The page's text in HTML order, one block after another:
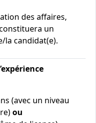
des affaires,
un
la candidat(e).
(avec un niveau
ou